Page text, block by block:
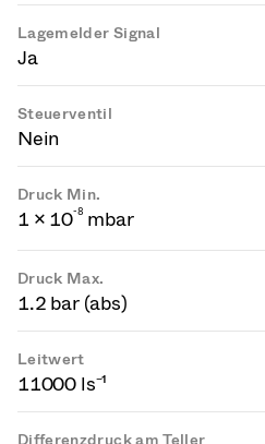
Lagemelder Signal
Ja
Steuerventil
Nein
Druck Min.
1 × 10-8 mbar
Druck Max.
1.2 bar (abs)
Leitwert
11000 ls⁻¹
Differenzdruck am Teller